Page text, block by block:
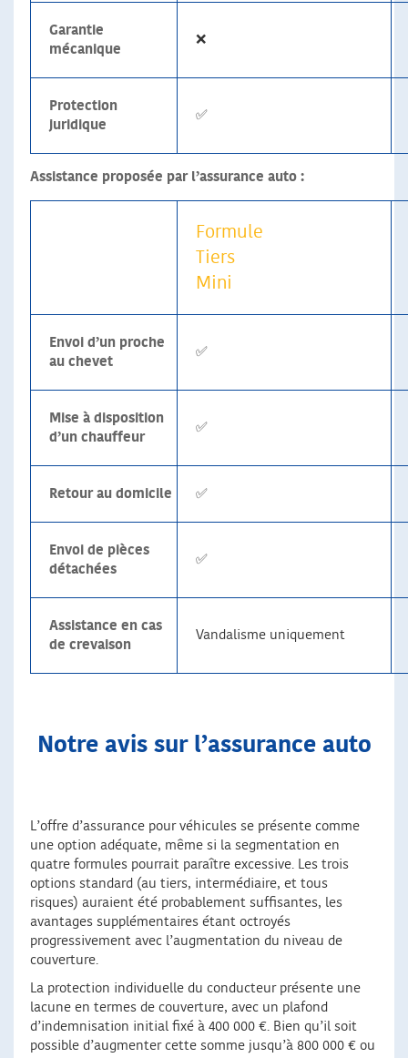
Garantie
mécanique
❌
Protection
juridique
✅
Assistance proposée par l’assurance auto :
Formule
Tiers
Mini
Envoi d’un proche
au chevet
✅
Mise à disposition
d’un chauffeur
✅
Retour au domicile ✅
Envoi de pièces
détachées
✅
Assistance en cas
de crevaison
Vandalisme uniquement
Notre avis sur l’assurance auto
L’offre d’assurance pour véhicules se présente comme
une option adéquate, même si la segmentation en
quatre formules pourrait paraître excessive. Les trois
options standard (au tiers, intermédiaire, et tous
risques) auraient été probablement suffisantes, les
avantages supplémentaires étant octroyés
progressivement avec l’augmentation du niveau de
couverture.
La protection individuelle du conducteur présente une
lacune en termes de couverture, avec un plafond
d’indemnisation initial fixé à 400 000 €. Bien qu’il soit
possible d’augmenter cette somme jusqu’à 800 000 € ou